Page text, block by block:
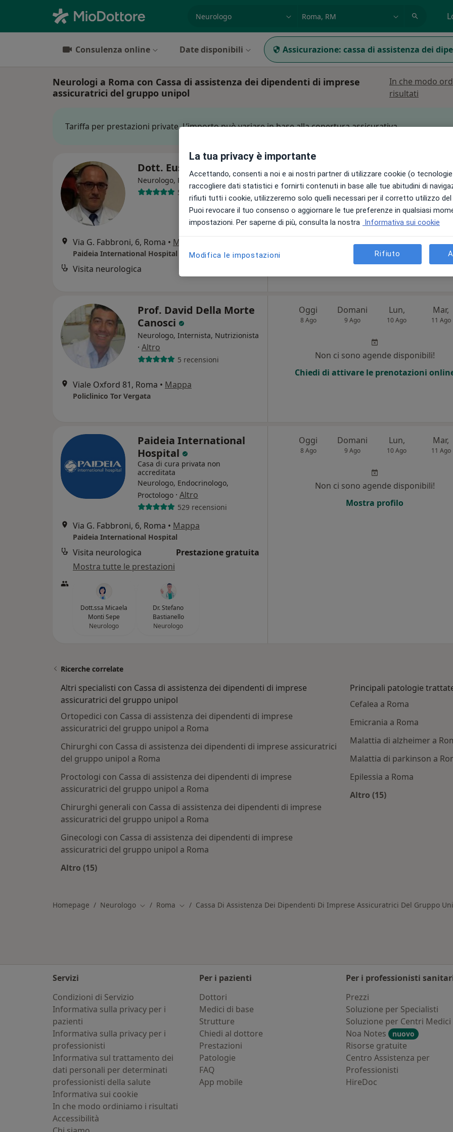
Consulenza online Date disponibili Assicurazione: cassa di assistenza dei
Neurologi a Roma con Cassa di assistenza dei dipendenti di imprese
assicuratrici del gruppo unipol
In che modo
risultati
Tariffa per prestazioni private. L’importo può variare in base alla copertura assicurativa.
Dott. Eustachio Calia
Neurologo, Psichiatra ·Altro
578 recensioni
Via G. Fabbroni, 6, Roma • Mappa
Paideia International Hospital
Visita neurologica
8 Ago 9 Ago 10 Ago 11 Ago
Non ci sono agende disponibili!
Prof. David Della Morte
Canosci
Neurologo, Internista, Nutrizionista
· Altro
5 recensioni
Viale Oxford 81, Roma • Mappa
Policlinico Tor Vergata
Oggi
8 Ago
Domani
9 Ago
Lun,
10 Ago
Mar,
11 Ago
Non ci sono agende disponibili!
Chiedi di attivare le prenotazioni
Paideia International
Hospital
Casa di cura privata non
accreditata
Neurologo, Endocrinologo,
Proctologo · Altro
529 recensioni
Via G. Fabbroni, 6, Roma • Mappa
Paideia International Hospital
Visita neurologica
Prestazione gratuita
Mostra tutte le prestazioni
Dott.ssa Micaela
Monti Sepe
Neurologo
Dr. Stefano
Bastianello
Neurologo
Oggi
8 Ago
Domani
9 Ago
Lun,
10 Ago
Mar,
11 Ago
Non ci sono agende disponibili!
Mostra profilo
Ricerche correlate
Altri specialisti con Cassa di assistenza dei dipendenti di imprese
assicuratrici del gruppo unipol
Ortopedici con Cassa di assistenza dei dipendenti di imprese
assicuratrici del gruppo unipol a Roma
Chirurghi con Cassa di assistenza dei dipendenti di imprese assicuratrici
del gruppo unipol a Roma
Proctologi con Cassa di assistenza dei dipendenti di imprese
assicuratrici del gruppo unipol a Roma
Chirurghi generali con Cassa di assistenza dei dipendenti di imprese
assicuratrici del gruppo unipol a Roma
Ginecologi con Cassa di assistenza dei dipendenti di imprese
assicuratrici del gruppo unipol a Roma
Altro (15)
Principali patologie
Cefalea a Roma
Emicrania a Roma
Malattia di alzheimer a
Malattia di parkinson a
Epilessia a Roma
Altro (15)
Homepage Neurologo Cambia città
Roma Cambia città
Cassa Di Assistenza Dei Dipendenti Di Imprese Assicuratrici Del Gruppo
Servizi
Condizioni di Servizio
Informativa sulla privacy per i
pazienti
Informativa sulla privacy per i
professionisti
Informativa sul trattamento dei
dati personali per determinati
professionisti della salute
Informativa sui cookie
In che modo ordiniamo i risultati
Accessibilità
Per i pazienti
Dottori
Medici di base
Strutture
Chiedi al dottore
Prestazioni
Patologie
FAQ
App mobile
Per i professionisti
Prezzi
Soluzione per Specialisti
Soluzione per Centri Medici
Noa Notes
nuovo
Risorse gratuite
Centro Assistenza per
Professionisti
HireDoc
La tua privacy è importante
Accettando, consenti a noi e ai nostri partner di utilizzare cookie (o
raccogliere dati statistici e fornirti contenuti in base alle tue abitudini di
rifiuti tutti i cookie, utilizzeremo solo quelli necessari per il corretto utilizzo
Puoi revocare il tuo consenso o aggiornare le tue preferenze in qualsiasi
impostazioni. Per saperne di più, consulta la nostra Informativa sui cookie
Modifica le impostazioni Rifiuto